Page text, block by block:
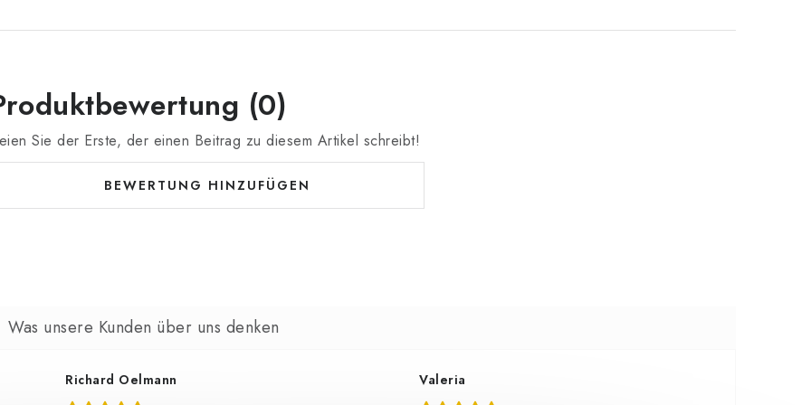
(0)
Sie der Erste, der einen Beitrag zu diesem Artikel schreibt!
BEWERTUNG HINZUFÜGEN
Richard Oelmann Valeria